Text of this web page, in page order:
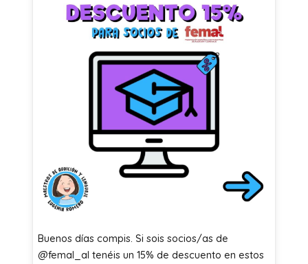
Buenos días compis. Si sois socios/as de
@femal_al tenéis un 15% de descuento en estos